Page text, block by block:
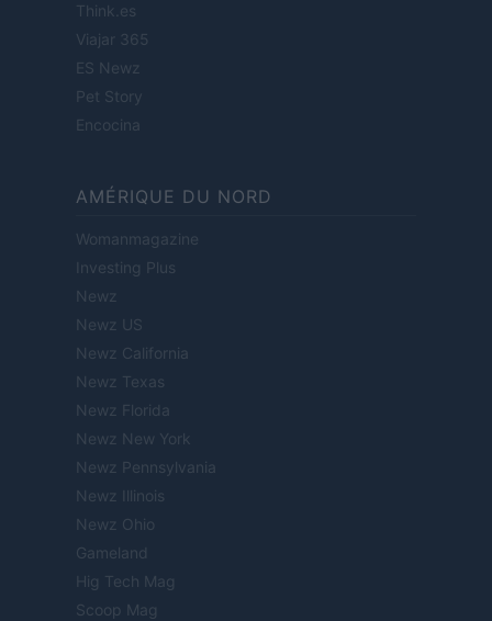
Think.es
Viajar 365
ES Newz
Pet Story
Encocina
AMÉRIQUE DU NORD
Womanmagazine
Investing Plus
Newz
Newz US
Newz California
Newz Texas
Newz Florida
Newz New York
Newz Pennsylvania
Newz Illinois
Newz Ohio
Gameland
Hig Tech Mag
Scoop Mag